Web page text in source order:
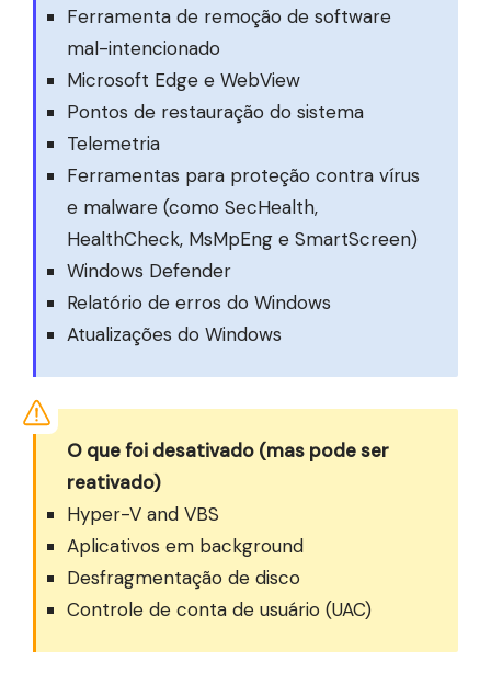
Ferramenta de remoção de software
mal-intencionado
Microsoft Edge e WebView
Pontos de restauração do sistema
Telemetria
Ferramentas para proteção contra vírus
e malware (como SecHealth,
HealthCheck, MsMpEng e SmartScreen)
Windows Defender
Relatório de erros do Windows
Atualizações do Windows
O que foi desativado (mas pode ser
reativado)
Hyper-V and VBS
Aplicativos em background
Desfragmentação de disco
Controle de conta de usuário (UAC)